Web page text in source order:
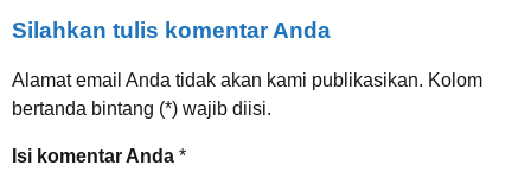
Silahkan tulis komentar Anda
Alamat email Anda tidak akan kami publikasikan. Kolom
bertanda bintang (*) wajib diisi.
Isi komentar Anda *